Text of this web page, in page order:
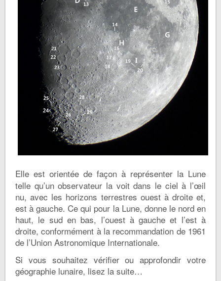
Elle est orientée de façon à représenter la Lune
telle qu’un observateur la voit dans le ciel à l’œil
nu, avec les horizons terrestres ouest à droite et,
est à gauche. Ce qui pour la Lune, donne le nord en
haut, le sud en bas, l’ouest à gauche et l’est à
droite, conformément à la recommandation de 1961
de l’Union Astronomique Internationale.
Si vous souhaitez vérifier ou approfondir votre
géographie lunaire, lisez la suite…